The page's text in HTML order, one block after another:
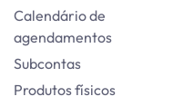
Calendário de
agendamentos
Subcontas
Produtos físicos